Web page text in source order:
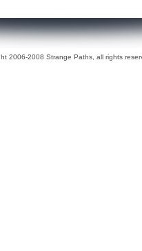
2006-2008 Strange Paths, all rights